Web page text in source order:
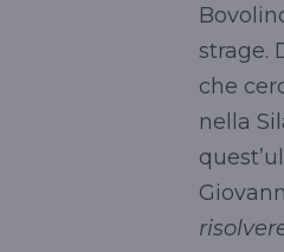
strage.
che
nella